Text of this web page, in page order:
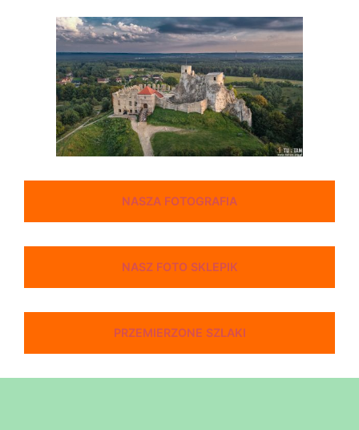
NASZA FOTOGRAFIA
NASZ FOTO SKLEPIK
PRZEMIERZONE SZLAKI